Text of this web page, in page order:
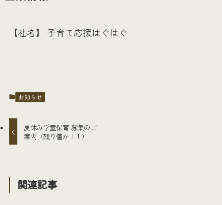
【社名】 子育て応援はぐはぐ
お知らせ
夏休み学童保育 募集のご
案内（残り僅か！！）
関連記事